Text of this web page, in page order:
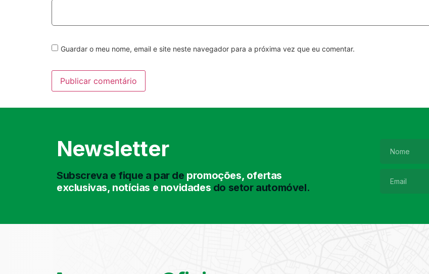
Guardar o meu nome, email e site neste navegador para a próxima vez que eu comentar.
Newsletter
Subscreva e fique a par de promoções, ofertas
exclusivas, notícias e novidades do setor automóvel.
Pesquisa de